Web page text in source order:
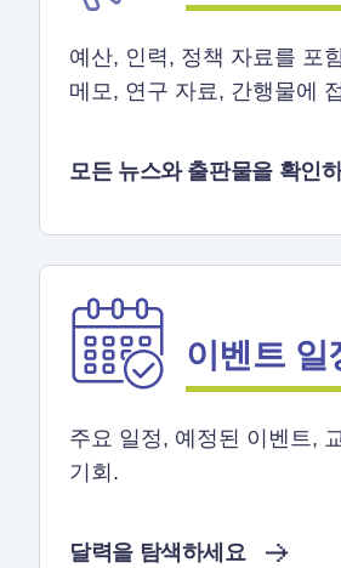
예산, 인력, 정책 자료를 포
메모, 연구 자료, 간행물에
모든 뉴스와 출판물을 확인
이벤트 일
주요 일정, 예정된 이벤트,
기회.
달력을 탐색하세요